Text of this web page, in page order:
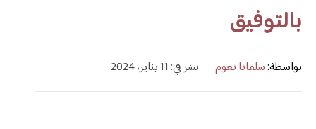
بالتوفيق
بواسطة:سلفانا نعوم نشر في: 11 يناير، 2024